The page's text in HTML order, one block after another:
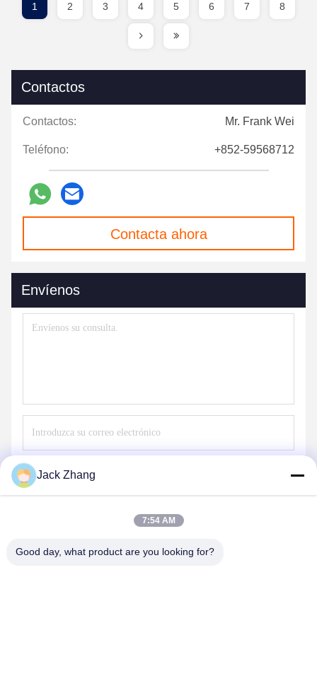
1 2 3 4 5 6 7 8
Contactos
Contactos: Mr. Frank Wei
Teléfono: +852-59568712
Contacta ahora
Envíenos
Jack Zhang
7:54 AM
Good day, what product are you looking for?